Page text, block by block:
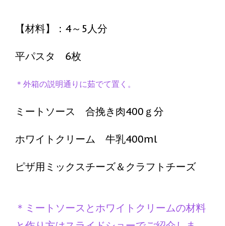
【材料】：4～5人分
平パスタ 6枚
＊外箱の説明通りに茹でて置く。
ミートソース 合挽き肉400ｇ分
ホワイトクリーム 牛乳400ml
ピザ用ミックスチーズ＆クラフトチーズ
＊ミートソースとホワイトクリームの材料